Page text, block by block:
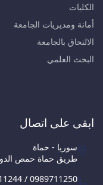
الكليات
أمانة ومديريات الجامعة
الالتحاق بالجامعة
البحث العلمي
ابقى على اتصال
سوريا - حماة
طريق حماة حمص
/ 0989711250